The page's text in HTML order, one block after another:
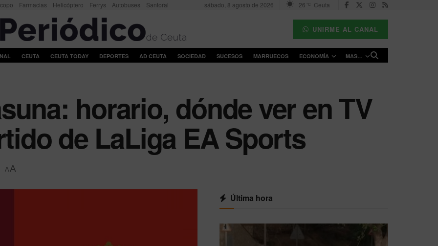
Farmacias Helicóptero Ferrys Autobuses Santoral sábado, 8 agosto de 2026 26 °C Ceuta
UNIRME AL CANAL
CEUTA CEUTA TODAY DEPORTES AD CEUTA SOCIEDAD SUCESOS MARRUECOS ECONOMÍA MAS…
horario, dónde ver en TV
de LaLiga EA Sports
AA
Última hora